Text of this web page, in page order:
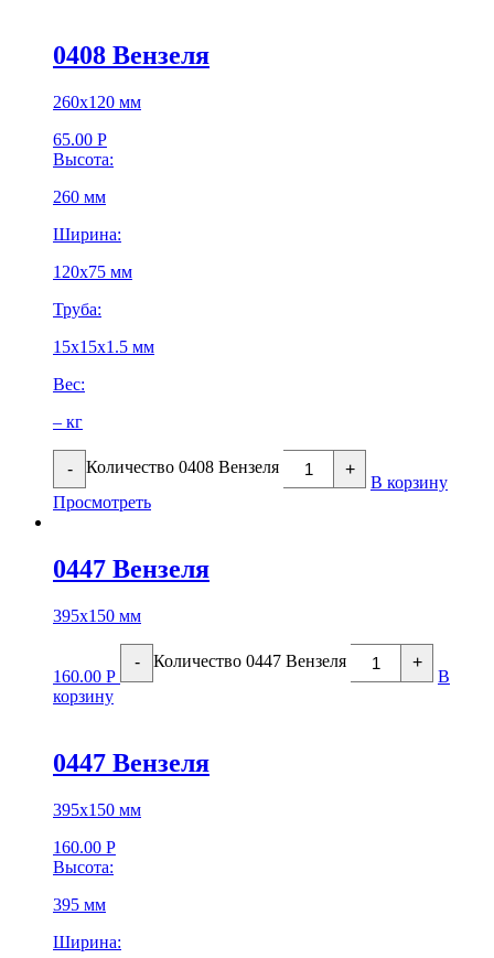
0408 Вензеля
260х120 мм
65.00 Р
Высота:
260 мм
Ширина:
120х75 мм
Труба:
15х15х1.5 мм
Вес:
– кг
- Количество 0408 Вензеля +
В корзину
Просмотреть
0447 Вензеля
395х150 мм
160.00 Р
- Количество 0447 Вензеля +
В
корзину
0447 Вензеля
395х150 мм
160.00 Р
Высота:
395 мм
Ширина: